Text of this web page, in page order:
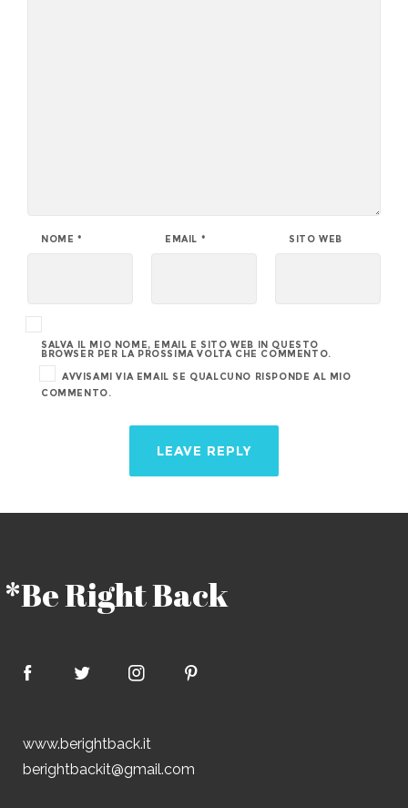
NOME * EMAIL * SITO WEB
SALVA IL MIO NOME, EMAIL E SITO WEB IN QUESTO
BROWSER PER LA PROSSIMA VOLTA CHE COMMENTO.
AVVISAMI VIA EMAIL SE QUALCUNO RISPONDE AL MIO
COMMENTO.
*Be Right Back
www.berightback.it
berightbackit@gmail.com